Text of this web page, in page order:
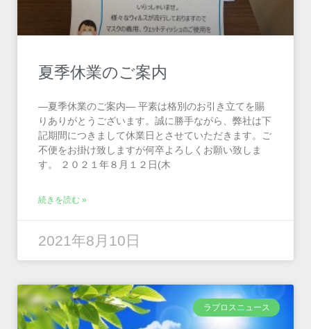
夏季休業のご案内
―夏季休業のご案内― 平素は格別のお引き立てを賜
りありがとうございます。誠に勝手ながら、弊社は下
記期間につきまして休業日とさせていただきます。ご
不便をお掛け致しますが何卒よろしくお願い致しま
す。 ２０２１年８月１２日(木
続きを読む »
2021年8月10日
ラプロスニュース